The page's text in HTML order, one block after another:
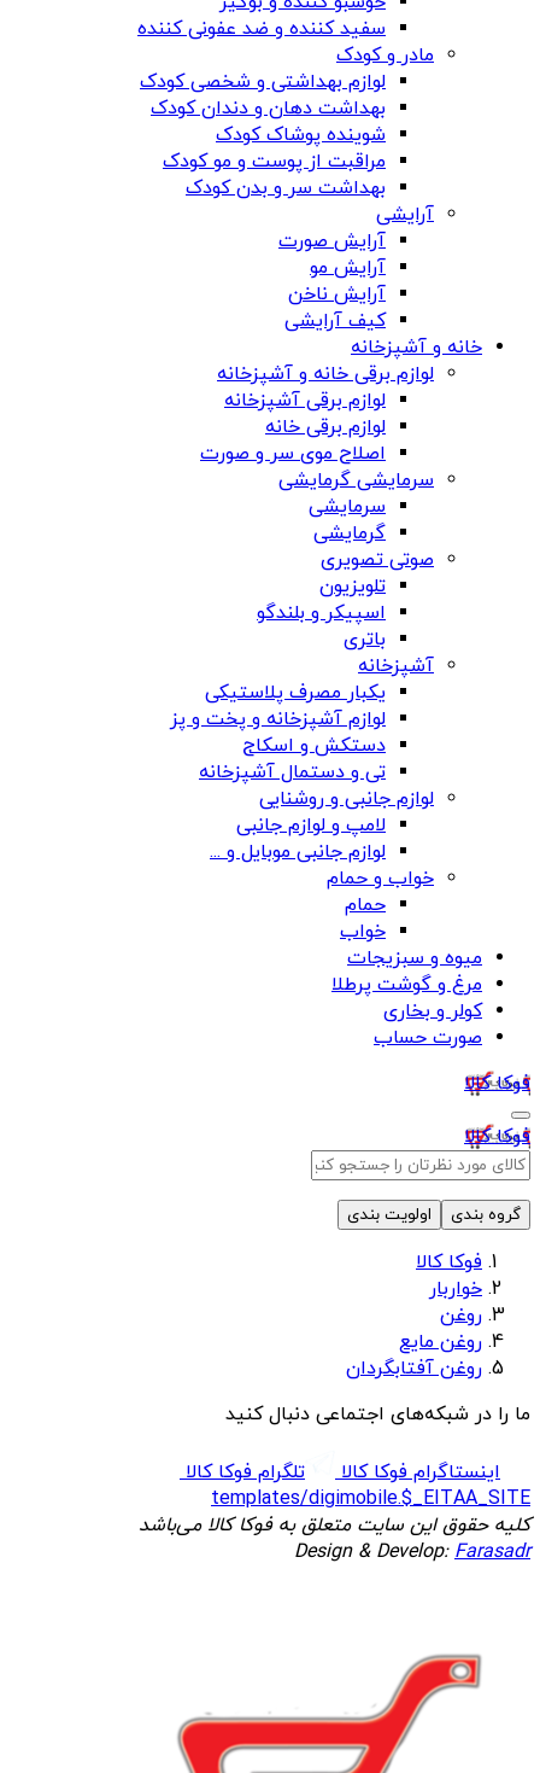
سفید کننده و ضد عفونی کننده
مادر و کودک
لوازم بهداشتی و شخصی کودک
بهداشت دهان و دندان کودک
شوینده پوشاک کودک
مراقبت از پوست و مو کودک
بهداشت سر و بدن کودک
آرایشی
آرایش صورت
آرایش مو
آرایش ناخن
کیف آرایشی
خانه و آشپزخانه
لوازم برقی خانه و آشپزخانه
لوازم برقی آشپزخانه
لوازم برقی خانه
اصلاح موی سر و صورت
سرمایشی گرمایشی
سرمایشی
گرمایشی
صوتی تصویری
تلویزیون
اسپیکر و بلندگو
باتری
آشپزخانه
یکبار مصرف پلاستیکی
لوازم آشپزخانه و پخت و پز
دستکش و اسکاج
تی و دستمال آشپزخانه
لوازم جانبی و روشنایی
لامپ و لوازم جانبی
لوازم جانبی موبایل و ...
خواب و حمام
حمام
خواب
میوه و سبزیجات
مرغ و گوشت پرطلا
کولر و بخاری
صورت حساب
فوکا کالا
فوکا کالا
گروه بندی اولویت بندی
فوکا کالا
خواربار
روغن
روغن مایع
روغن آفتابگردان
ما را در شبکه‌های اجتماعی دنبال کنید
اینستاگرام فوکا کالا
تلگرام فوکا کالا
templates/digimobile.$_EITAA_SITE
کلیه حقوق این سایت متعلق به فوکا کالا می‌باشد
Design & Develop:Farasadr